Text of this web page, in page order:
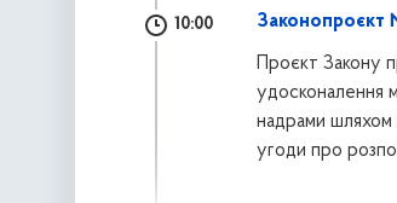
10:00 Законопроєкт
Проєкт Закону
удосконалення
надрами шляхом
угоди про